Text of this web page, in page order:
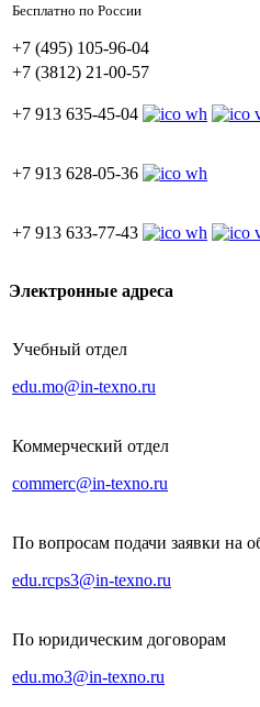
Бесплатно по России
+7 (495) 105-96-04
+7 (3812) 21-00-57
+7 913 635-45-04
+7 913 628-05-36
+7 913 633-77-43
Электронные адреса
Учебный отдел
edu.mo@in-texno.ru
Коммерческий отдел
commerc@in-texno.ru
По вопросам подачи заявки на
edu.rcps3@in-texno.ru
По юридическим договорам
edu.mo3@in-texno.ru